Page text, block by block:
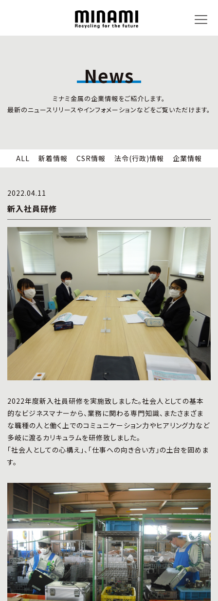
CSR情報
企業情報
事業内容
リサイクルサービス
小型家電リサイクル法
全国の回収対応
プライバシーポリシー|お問い合わせ
News
ミナミ金属の企業情報をご紹介します。
最新のニュースリリースやインフォメーションなどをご覧いただけます。
ALL 新着情報 CSR情報 法令(行政)情報 企業情報
2022.04.11
新入社員研修
2022年度新入社員研修を実施致しました。社会人としての基本
的なビジネスマナーから、業務に関わる専門知識、またさまざま
な職種の人と働く上でのコミュニケーション力やヒアリング力など
多岐に渡るカリキュラムを研修致しました。
「社会人としての心構え」、「仕事への向き合い方」の土台を固めま
す。